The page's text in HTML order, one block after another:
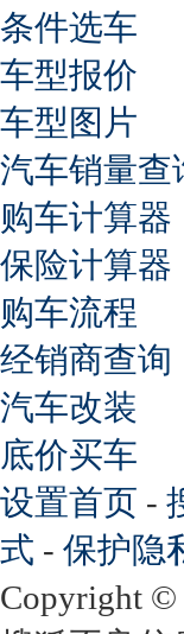
条件选车
车型报价
车型图片
汽车销量查
购车计算器
保险计算器
购车流程
经销商查询
汽车改装
底价买车
设置首页 -
式 - 保护隐
Copyright ©